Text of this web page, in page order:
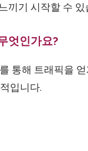
끼기 시작할 수 있
엇인가요?
통해 트래픽을
입니다.